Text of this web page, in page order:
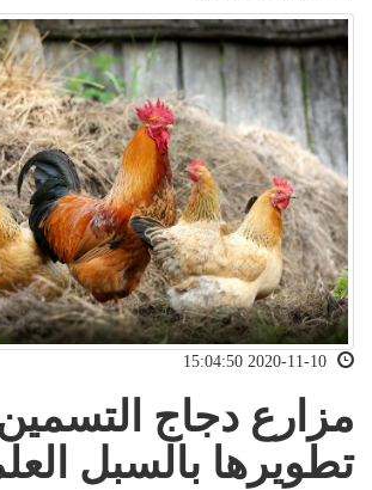
مزارع دجاج
تطويرها بالسبل